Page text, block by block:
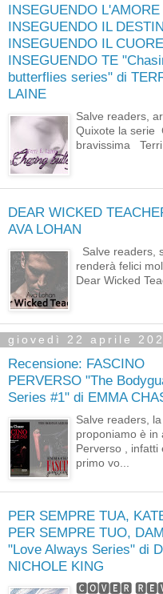
INSEGUENDO L'AMORE
INSEGUENDO IL
INSEGUENDO IL
INSEGUENDO TE
butterflies series" di
LAINE
Salve readers,
Quixote la serie
bravissima Terri
DEAR WICKED
AVA LOHAN
Salve readers,
renderà felici
Dear Wicked
giovedì 22 aprile
Recensione: FASCINO
PERVERSO "The
Series #1" di EMMA
Salve readers,
proponiamo è in
Perverso , infatti
primo vo...
PER SEMPRE TUA,
PER SEMPRE TUO,
"Love Always Series" di
NICHOLE KING
🅲🅾🆅🅴🆁